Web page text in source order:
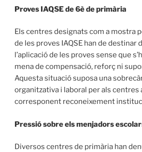
Proves IAQSE de 6è de primària
Els centres designats com a mostra
de les proves IAQSE han de destinar
l’aplicació de les proves sense que
mena de compensació, reforç ni
Aquesta situació suposa una
organitzativa i laboral per als centres
corresponent reconeixement
Pressió sobre els menjadors
Diversos centres de primària han